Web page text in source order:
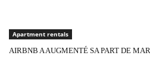
Apartment rentals
AIRBNB A AUGMENTÉ SA PART DE